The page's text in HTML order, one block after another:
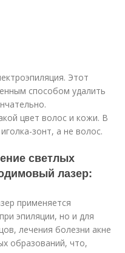
Этот
способом удалить
цвет волос и кожи. В
зонт, а не волос.
светлых
лазер:
применяется
эпиляции, но и для
лечения болезни акне
образований, что,